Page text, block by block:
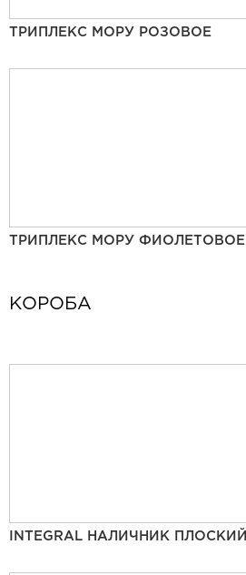
ТРИПЛЕКС МОРУ РОЗОВОЕ
ТРИПЛЕКС МОРУ ФИОЛЕТОВОЕ
КОРОБА
INTEGRAL НАЛИЧНИК ПЛОСКИЙ